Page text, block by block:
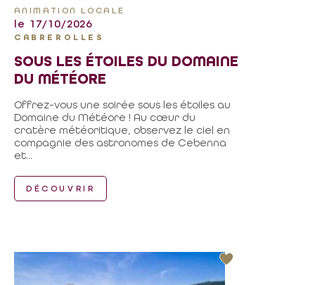
ANIMATION LOCALE
le 17/10/2026
CABREROLLES
SOUS LES ÉTOILES DU DOMAINE
DU MÉTÉORE
Offrez-vous une soirée sous les étoiles au
Domaine du Météore ! Au cœur du
cratère météoritique, observez le ciel en
compagnie des astronomes de Cebenna
et...
DÉCOUVRIR